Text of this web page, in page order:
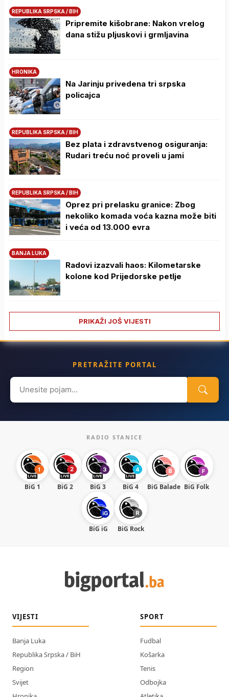
REPUBLIKA SRPSKA / BIH
Pripremite kišobrane: Nakon vrelog
dana stižu pljuskovi i grmljavina
HRONIKA
Na Јarinju privedena tri srpska
policajca
REPUBLIKA SRPSKA / BIH
Bez plata i zdravstvenog osiguranja:
Rudari treću noć proveli u jami
REPUBLIKA SRPSKA / BIH
Oprez pri prelasku granice: Zbog
nekoliko komada voća kazna može biti
i veća od 13.000 evra
BANJA LUKA
Radovi izazvali haos: Kilometarske
kolone kod Prijedorske petlje
PRIKAŽI JOŠ VIJESTI
PRETRAŽITE PORTAL
Search
for:
RADIO STANICE
BiG 1 BiG 2 BiG 3 BiG 4 BiG Balade BiG Folk
BiG iG BiG Rock
VIJESTI
Banja Luka
Republika Srpska / BiH
Region
Svijet
SPORT
Fudbal
Košarka
Tenis
Odbojka